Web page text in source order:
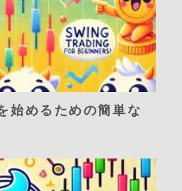
始めるための簡単な